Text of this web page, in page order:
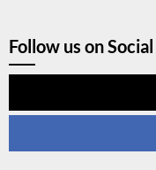
Follow us on